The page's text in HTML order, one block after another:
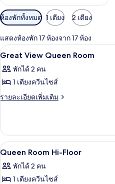
ตัว
กรอง
ที่
มี
ให้
สำหรับ
พัก
ห้องพักทั้งหมด 1 เตียง 2 เตียง
แสดงห้องพัก 17 ห้องจาก 17 ห้อง
เปิด
ภาพถ่าย
ทั้งหมด
ของ
Queen
Room
7
Great View Queen Room
พักได้ 2 คน
1 เตียงควีนไซส์
รายละเอียดเพิ่มเติม
ราย
เกี่ยว
กับ
Great
Queen
Room
เปิด
ภาพถ่าย
ทั้งหมด
6
Queen Room Hi-Floor
พักได้ 2 คน
1 เตียงควีนไซส์